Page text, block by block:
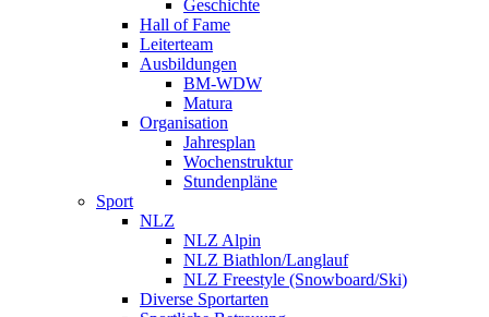
Geschichte
Hall of Fame
Leiterteam
Ausbildungen
BM-WDW
Matura
Organisation
Jahresplan
Wochenstruktur
Stundenpläne
Sport
NLZ
NLZ Alpin
NLZ Biathlon/Langlauf
NLZ Freestyle (Snowboard/Ski)
Diverse Sportarten